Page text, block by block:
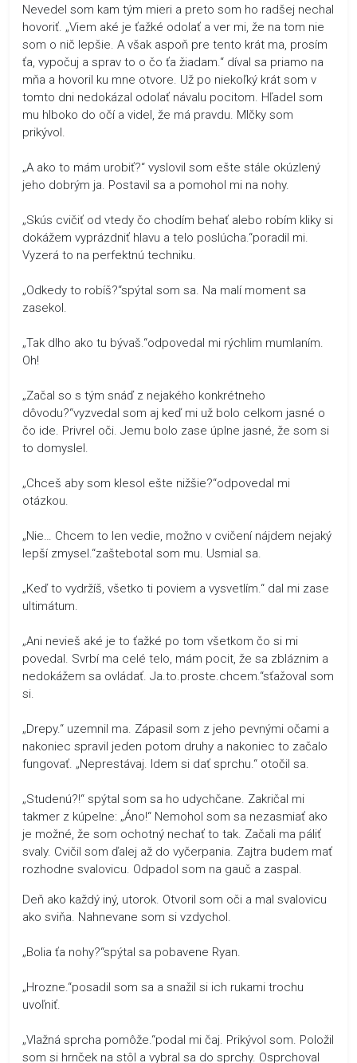
Nevedel som kam tým mieri a preto som ho radšej nechal
hovoriť. „Viem aké je ťažké odolať a ver mi, že na tom nie
som o nič lepšie. A však aspoň pre tento krát ma, prosím
ťa, vypočuj a sprav to o čo ťa žiadam.“ díval sa priamo na
mňa a hovoril ku mne otvore. Už po niekoľký krát som v
tomto dni nedokázal odolať návalu pocitom. Hľadel som
mu hlboko do očí a videl, že má pravdu. Mlčky som
prikývol.
„A ako to mám urobiť?“ vyslovil som ešte stále okúzlený
jeho dobrým ja. Postavil sa a pomohol mi na nohy.
„Skús cvičiť od vtedy čo chodím behať alebo robím kliky si
dokážem vyprázdniť hlavu a telo poslúcha.“poradil mi.
Vyzerá to na perfektnú techniku.
„Odkedy to robíš?“spýtal som sa. Na malí moment sa
zasekol.
„Tak dlho ako tu bývaš.“odpovedal mi rýchlim mumlaním.
Oh!
„Začal so s tým snáď z nejakého konkrétneho
dôvodu?“vyzvedal som aj keď mi už bolo celkom jasné o
čo ide. Privrel oči. Jemu bolo zase úplne jasné, že som si
to domyslel.
„Chceš aby som klesol ešte nižšie?“odpovedal mi
otázkou.
„Nie… Chcem to len vedie, možno v cvičení nájdem nejaký
lepší zmysel.“zaštebotal som mu. Usmial sa.
„Keď to vydržíš, všetko ti poviem a vysvetlím.“ dal mi zase
ultimátum.
„Ani nevieš aké je to ťažké po tom všetkom čo si mi
povedal. Svrbí ma celé telo, mám pocit, že sa zbláznim a
nedokážem sa ovládať. Ja.to.proste.chcem.“sťažoval som
si.
„Drepy.“ uzemnil ma. Zápasil som z jeho pevnými očami a
nakoniec spravil jeden potom druhy a nakoniec to začalo
fungovať. „Neprestávaj. Idem si dať sprchu.“ otočil sa.
„Studenú?!“ spýtal som sa ho udychčane. Zakričal mi
takmer z kúpelne: „Áno!“ Nemohol som sa nezasmiať ako
je možné, že som ochotný nechať to tak. Začali ma páliť
svaly. Cvičil som ďalej až do vyčerpania. Zajtra budem mať
rozhodne svalovicu. Odpadol som na gauč a zaspal.
Deň ako každý iný, utorok. Otvoril som oči a mal svalovicu
ako sviňa. Nahnevane som si vzdychol.
„Bolia ťa nohy?“spýtal sa pobavene Ryan.
„Hrozne.“posadil som sa a snažil si ich rukami trochu
uvoľniť.
„Vlažná sprcha pomôže.“podal mi čaj. Prikývol som. Položil
som si hrnček na stôl a vybral sa do sprchy. Osprchoval